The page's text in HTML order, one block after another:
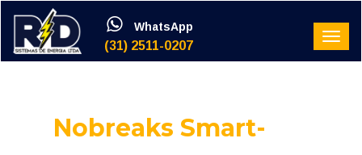
WhatsApp
(31) 2511-0207
Nobreaks Smart-